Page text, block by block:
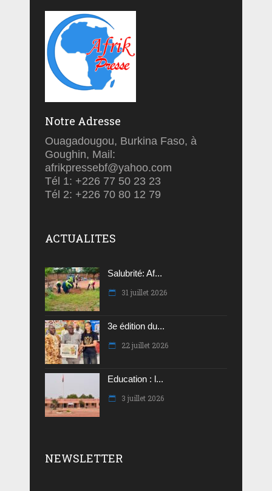
Notre Adresse
Ouagadougou, Burkina Faso, à
Goughin, Mail:
afrikpressebf@yahoo.com
Tél 1: +226 77 50 23 23
Tél 2: +226 70 80 12 79
ACTUALITES
Salubrité: Af...
31 juillet 2026
3e édition du...
22 juillet 2026
Education : l...
3 juillet 2026
NEWSLETTER